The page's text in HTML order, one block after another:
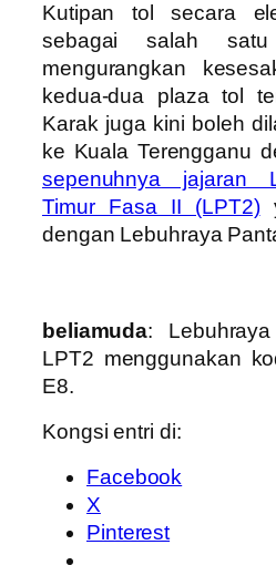
Kutipan tol secara
sebagai salah
mengurangkan
kedua-dua plaza tol
Karak juga kini boleh
ke Kuala Terengganu
sepenuhnya jajaran
Timur Fasa II (LPT2)
dengan Lebuhraya
beliamuda:
LPT2 menggunakan
E8.
Kongsi entri di:
Facebook
X
Pinterest